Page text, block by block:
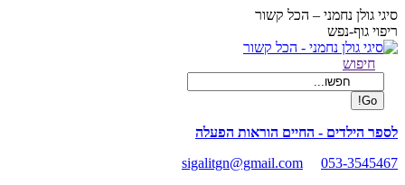
Skip
to
content
סיגי גולן נחמני – הכל קשור
ריפוי גוף-נפש
Facebook
opens
new
window
Search:
חיפוש
לספר הילדים - החיים הוראות הפעלה
sigalitgn@gmail.com
053-3545467